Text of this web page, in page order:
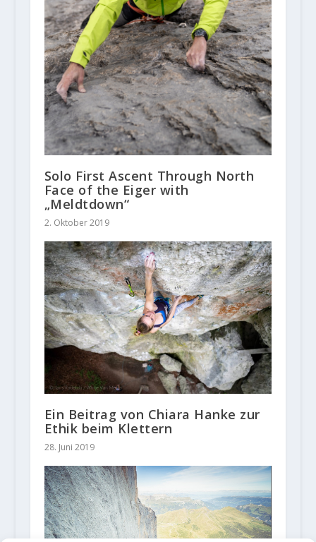
Solo First Ascent Through North
Face of the Eiger with
„Meldtdown“
2. Oktober 2019
Ein Beitrag von Chiara Hanke zur
Ethik beim Klettern
28. Juni 2019